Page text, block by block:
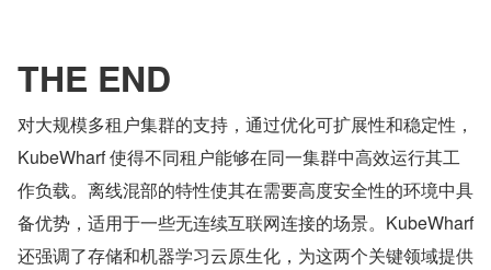
THE END
对大规模多租户集群的支持，通过优化可扩展性和稳定性，
KubeWharf 使得不同租户能够在同一集群中高效运行其工
作负载。离线混部的特性使其在需要高度安全性的环境中具
备优势，适用于一些无连续互联网连接的场景。KubeWharf
还强调了存储和机器学习云原生化，为这两个关键领域提供